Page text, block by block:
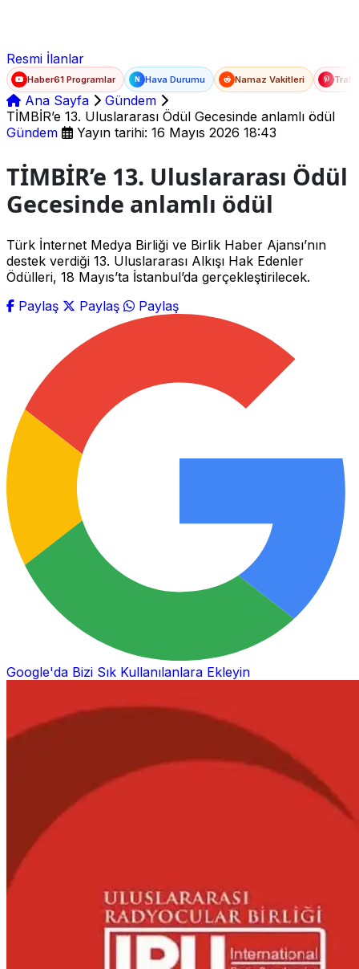
Resmi İlanlar
Haber61 Programlar N Hava Durumu Namaz Vakitleri
Ana Sayfa
Gündem
TİMBİR’e 13. Uluslararası Ödül Gecesinde anlamlı ödül
Gündem
Yayın tarihi: 16 Mayıs 2026 18:43
TİMBİR’e 13. Uluslararası Ödül
Gecesinde anlamlı ödül
Türk İnternet Medya Birliği ve Birlik Haber Ajansı’nın
destek verdiği 13. Uluslararası Alkışı Hak Edenler
Ödülleri, 18 Mayıs’ta İstanbul’da gerçekleştirilecek.
Paylaş
Paylaş Paylaş
Google'da Bizi Sık Kullanılanlara Ekleyin